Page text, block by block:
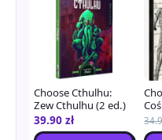
Choose Cthulhu:
Zew Cthulhu (2 ed.)
39.90zł